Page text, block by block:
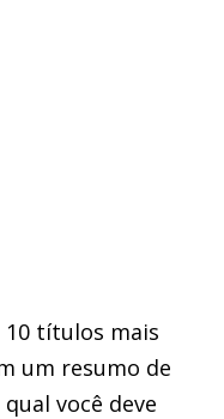
títulos mais
um resumo de
você deve